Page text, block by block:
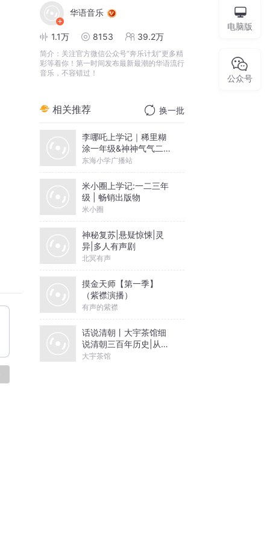
华语音乐
1.1万 8153 39.2万
简介： 关注官方微信公众号“奔乐计划”更多精
彩等着你！第一时间发布最新最潮的华语流行
音乐，不容错过！
相关推荐 换一批
李哪吒上学记｜稀里糊
涂一年级&神神气气二年
级
东海小学广播站
米小圈上学记:一二三年
级 | 畅销出版物
米小圈
神秘复苏|悬疑惊悚|灵
异|多人有声剧
北冥有声
摸金天师【第一季】
（紫襟演播）
有声的紫襟
话说清朝丨大宇茶馆细
说清朝三百年历史|从努
尔哈赤到末代皇帝溥仪|
大宇茶馆
电脑版
公众号